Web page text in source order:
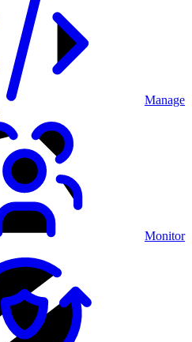
Manage
Monitor